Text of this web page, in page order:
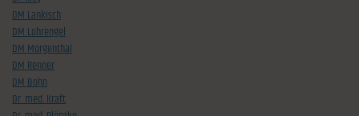
DM Lankisch
DM Lohrengel
DM Morgenthal
DM Renner
DM Bohn
Dr. med. Kraft